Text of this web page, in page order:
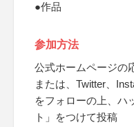
●作品
参加方法
公式ホームページの
または、Twitter、
をフォローの上、ハ
ト」をつけて投稿